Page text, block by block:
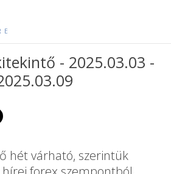
- 2025.03.03 -
hét várható, szerintük